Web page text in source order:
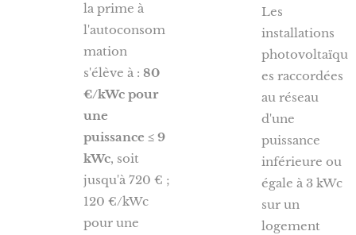
la prime à
l'autoconsom
mation
s'élève à : 80
€/kWc pour
une
puissance ≤ 9
kWc, soit
jusqu'à 720 € ;
120 €/kWc
pour une
Les
installations
photovoltaïqu
es raccordées
au réseau
d'une
puissance
inférieure ou
égale à 3 kWc
sur un
logement